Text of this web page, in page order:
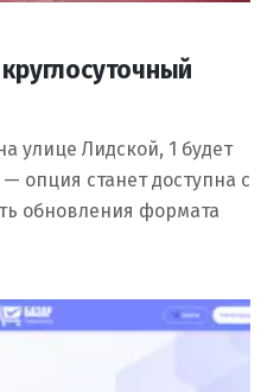
улице Лидской, 1 будет
— опция станет доступна с
обновления формата